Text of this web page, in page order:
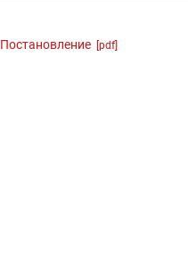
Постановление [pdf]